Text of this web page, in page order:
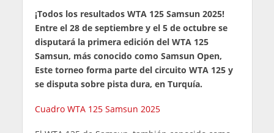
¡Todos los resultados WTA 125 Samsun 2025!
Entre el 28 de septiembre y el 5 de octubre se
disputará la primera edición del WTA 125
Samsun, más conocido como Samsun Open,
Este torneo forma parte del circuito WTA 125 y
se disputa sobre pista dura, en Turquía.
Cuadro WTA 125 Samsun 2025